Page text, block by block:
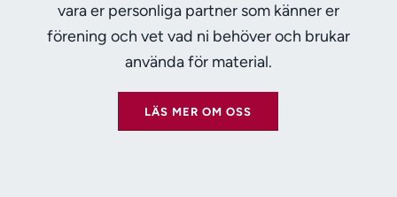
vara er personliga partner som känner er
förening och vet vad ni behöver och brukar
använda för material.
LÄS MER OM OSS